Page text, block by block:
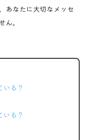
あなたに大切なメッセ
。
る？
る？